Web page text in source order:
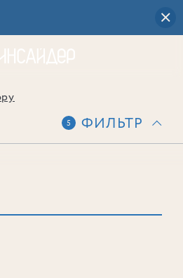
5 ФИЛЬТР
ни одного лота